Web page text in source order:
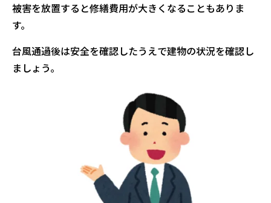
被害を放置すると修繕費用が大きくなることもありま
す。
台風通過後は安全を確認したうえで建物の状況を確認し
ましょう。